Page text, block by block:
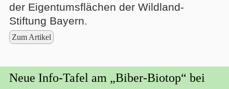
der Eigentumsflächen der Wildland-
Stiftung Bayern.
Zum Artikel
Neue Info-Tafel am „Biber-Biotop“ bei